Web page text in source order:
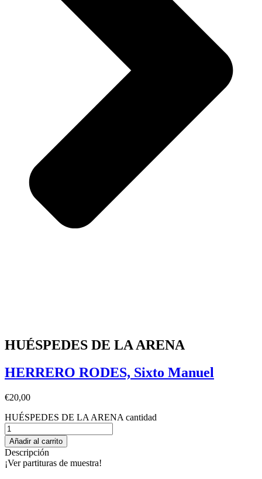
HUÉSPEDES DE LA ARENA
HERRERO RODES, Sixto Manuel
€20,00
HUÉSPEDES DE LA ARENA cantidad
Añadir al carrito
Descripción
¡Ver partituras de muestra!